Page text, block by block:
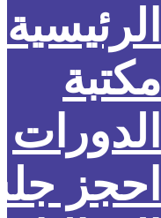
الرئيسية
مكتبة
الدورات
احجز